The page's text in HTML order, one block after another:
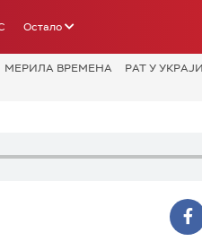
Остало
МЕРИЛА ВРЕМЕНА РАТ У